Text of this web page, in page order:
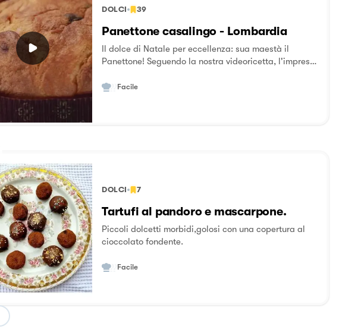
DOLCI 39
Panettone casalingo - Lombardia
Il dolce di Natale per eccellenza: sua maestà il
Panettone! Seguendo la nostra videoricetta, l'impresa
sembrare. Armatevi solo di un po' di pazienza in più
Facile
DOLCI 7
Tartufi al pandoro e mascarpone.
Piccoli dolcetti morbidi,golosi con una copertura al
cioccolato fondente.
Facile